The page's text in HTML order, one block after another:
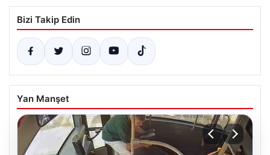
Bizi Takip Edin
Yan Manşet